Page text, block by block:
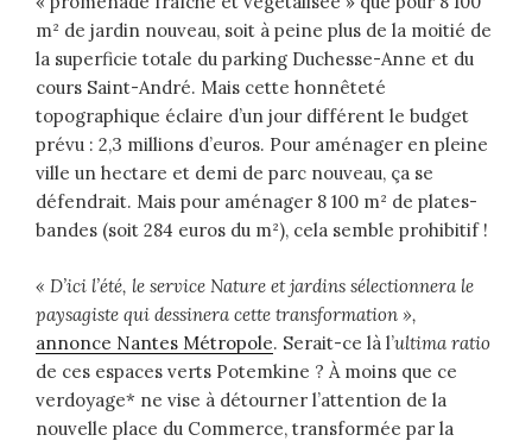
m² de jardin nouveau, soit à peine plus de la moitié de
la superficie totale du parking Duchesse-Anne et du
cours Saint-André. Mais cette honnêteté
topographique éclaire d’un jour différent le budget
prévu : 2,3 millions d’euros. Pour aménager en pleine
ville un hectare et demi de parc nouveau, ça se
défendrait. Mais pour aménager 8 100 m² de plates-
bandes (soit 284 euros du m²), cela semble prohibitif !
« D’ici l’été, le service Nature et jardins sélectionnera le
paysagiste qui dessinera cette transformation »,
annonce Nantes Métropole. Serait-ce là l’ultima ratio
de ces espaces verts Potemkine ? À moins que ce
verdoyage* ne vise à détourner l’attention de la
nouvelle place du Commerce, transformée par la